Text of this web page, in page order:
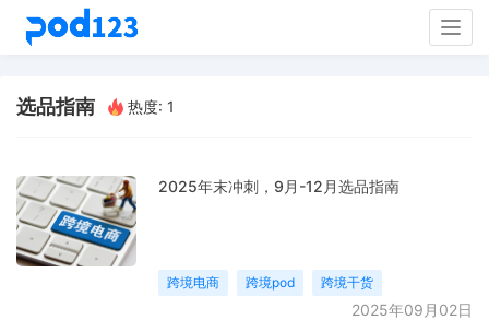
选品指南 热度: 1
2025年末冲刺，9月-12月选品指南
跨境电商 跨境pod 跨境干货
2025年09月02日